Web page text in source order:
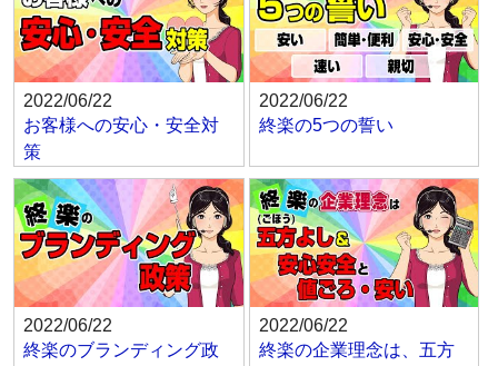
2022/06/22
お客様への安心・安全対
策
2022/06/22
終楽の5つの誓い
2022/06/22
終楽のブランディング政
2022/06/22
終楽の企業理念は、五方